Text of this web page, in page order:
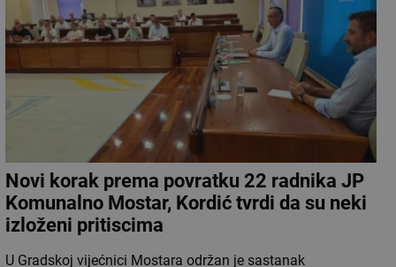
Novi korak prema povratku 22 radnika JP
Komunalno Mostar, Kordić tvrdi da su neki
izloženi pritiscima
U Gradskoj vijećnici Mostara održan je sastanak